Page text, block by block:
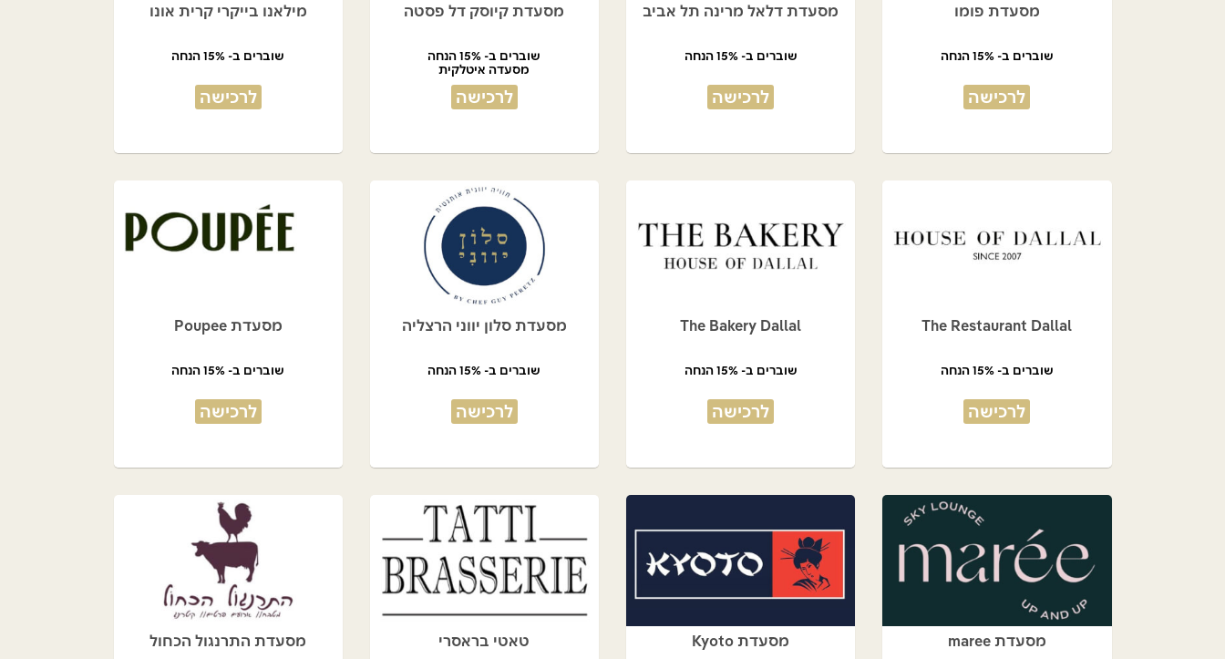
מסעדת פומו
שוברים ב- 15% הנחה
לרכישה
מסעדת דלאל מרינה תל אביב
שוברים ב- 15% הנחה
לרכישה
מסעדת קיוסק דל פסטה
שוברים ב- 15% הנחה
מסעדה איטלקית
לרכישה
מילאנו בייקרי קרית אונו
שוברים ב- 15% הנחה
לרכישה
The Restaurant Dallal
שוברים ב- 15% הנחה
לרכישה
The Bakery Dallal
שוברים ב- 15% הנחה
לרכישה
מסעדת סלון יווני הרצליה
שוברים ב- 15% הנחה
לרכישה
מסעדת Poupee
שוברים ב- 15% הנחה
לרכישה
מסעדת maree מסעדת Kyoto טאטי בראסרי מסעדת התרנגול הכחול